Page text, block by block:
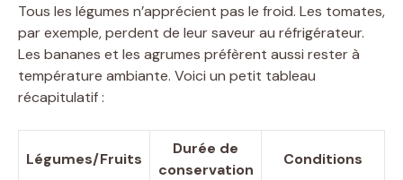
Tous les légumes n’apprécient pas le froid. Les tomates,
par exemple, perdent de leur saveur au réfrigérateur.
Les bananes et les agrumes préfèrent aussi rester à
température ambiante. Voici un petit tableau
récapitulatif :
Légumes/Fruits
Durée de
conservation
Conditions